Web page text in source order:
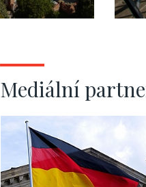
Mediální